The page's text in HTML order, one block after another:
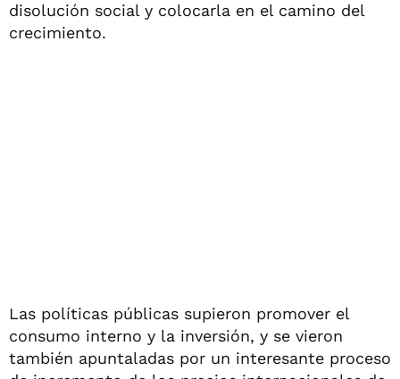
disolución social y colocarla en el camino del
crecimiento.
Las políticas públicas supieron promover el
consumo interno y la inversión, y se vieron
también apuntaladas por un interesante proceso